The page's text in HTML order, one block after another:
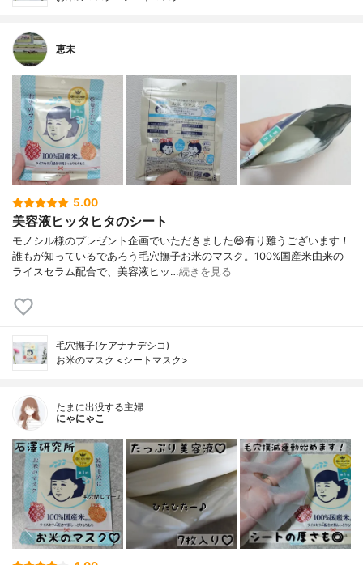
恵未
5.00
美容液ヒッタヒタのシート
モノシル様のプレゼント企画でいただきました😄有り難うございます！
誰もが知っているであろう毛穴撫子お米のマスク。100%国産米由来の
ライスセラム配合で、美容液ヒッ…続きを見る
毛穴撫子(ケアナナデシコ)
お米のマスク <シートマスク>
たまに出没する主婦
にゃにゃこ